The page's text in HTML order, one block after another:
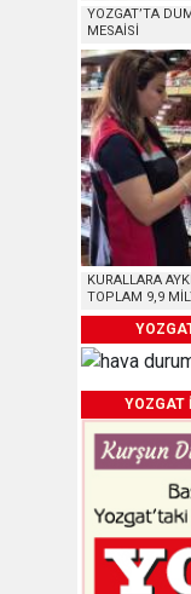
YOZGAT’TA
MESAİSİ
KURALLARA
TOPLAM 9,9
YOZGAT